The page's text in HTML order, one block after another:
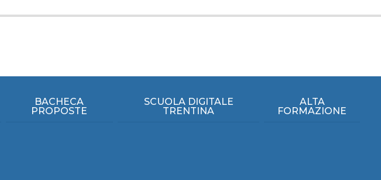
BACHECA
PROPOSTE
SCUOLA DIGITALE
TRENTINA
ALTA
FORMAZIONE